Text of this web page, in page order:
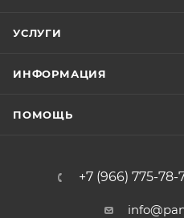
УСЛУГИ
ИНФОРМАЦИЯ
ПОМОЩЬ
+7 (966) 775-78-